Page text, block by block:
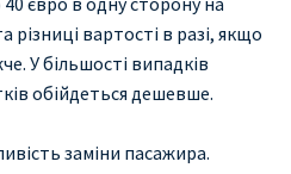
різниці вартості в разі, якщо
У більшості випадків
обійдеться дешевше.
заміни пасажира.